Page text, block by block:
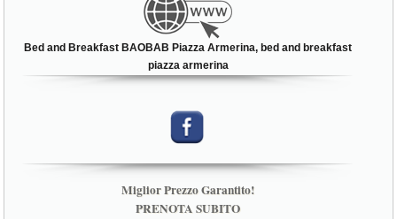
Bed and Breakfast BAOBAB Piazza Armerina, bed and breakfast
piazza armerina
Miglior Prezzo Garantito!
PRENOTA SUBITO